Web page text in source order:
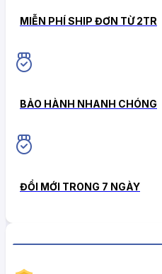
MIỄN PHÍ SHIP ĐƠN TỪ 2TR
BẢO HÀNH NHANH CHÓNG
ĐỔI MỚI TRONG 7 NGÀY